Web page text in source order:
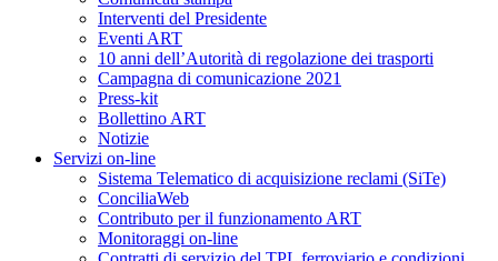
Interventi del Presidente
Eventi ART
10 anni dell’Autorità di regolazione dei trasporti
Campagna di comunicazione 2021
Press-kit
Bollettino ART
Notizie
Servizi on-line
Sistema Telematico di acquisizione reclami (SiTe)
ConciliaWeb
Contributo per il funzionamento ART
Monitoraggi on-line